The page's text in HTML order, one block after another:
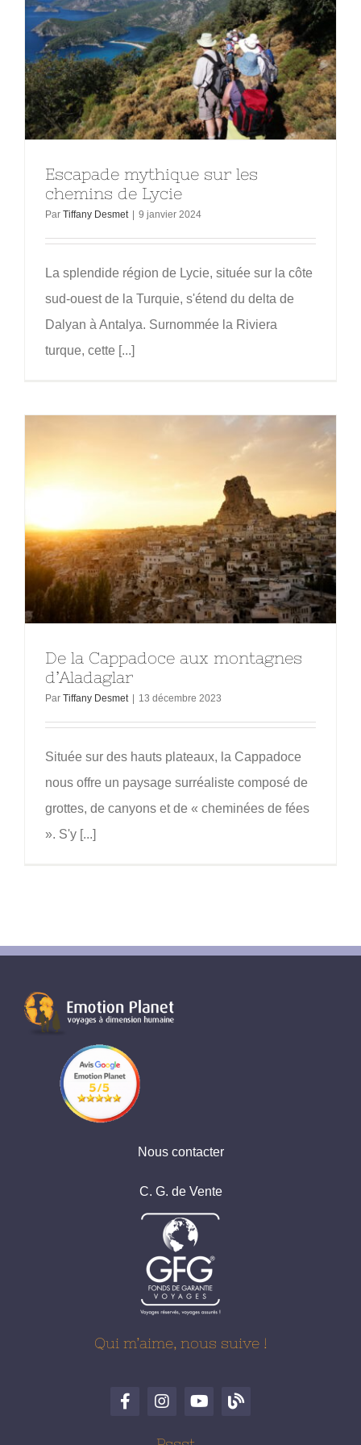
Escapade mythique sur les
chemins de Lycie
Par Tiffany Desmet | 9 janvier 2024
La splendide région de Lycie, située sur la côte
sud-ouest de la Turquie, s'étend du delta de
Dalyan à Antalya. Surnommée la Riviera
turque, cette [...]
De la Cappadoce aux montagnes
d’Aladaglar
Par Tiffany Desmet | 13 décembre 2023
Située sur des hauts plateaux, la Cappadoce
nous offre un paysage surréaliste composé de
grottes, de canyons et de « cheminées de fées
». S'y [...]
Nous contacter
C. G. de Vente
Qui m’aime, nous suive !